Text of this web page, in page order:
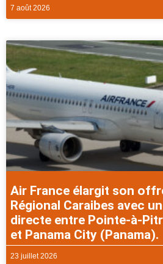
7 août 2026
Air France élargit son
Régional Caraibes avec
directe entre Pointe-à-
et Panama City (Panama).
23 juillet 2026